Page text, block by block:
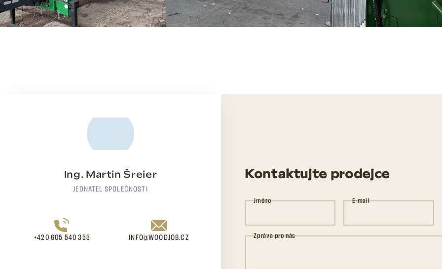
Ing. Martin Šreier
JEDNATEL SPOLEČNOSTI
+420 605 540 355 INFO@WOODJOB.CZ
Kontaktujte prodejce
Jméno E-mail
Zpráva pro nás